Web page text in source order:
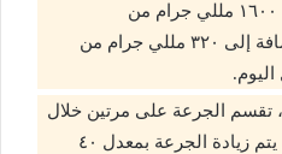
جرعة البالغين، تصل إلى ١٦٠٠ مللي جرام من
السولفاميتوكسازول، إضافة إلى ٣٢٠ مللي جرام من
تقسم الجرعة على مرتين خلال
اليوم وإذا كان هناك تلوم يتم زيادة الجرعة بمعدل ٤٠